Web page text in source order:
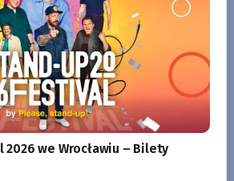
we Wrocławiu – Bilety